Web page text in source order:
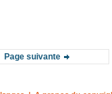
Page suivante